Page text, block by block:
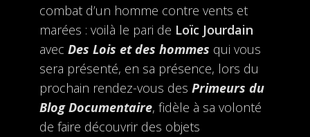
combat d’un homme contre vents et
marées : voilà le pari de Loïc Jourdain
avec Des Lois et des hommes qui vous
sera présenté, en sa présence, lors du
prochain rendez-vous des Primeurs du
Blog Documentaire, fidèle à sa volonté
de faire découvrir des objets